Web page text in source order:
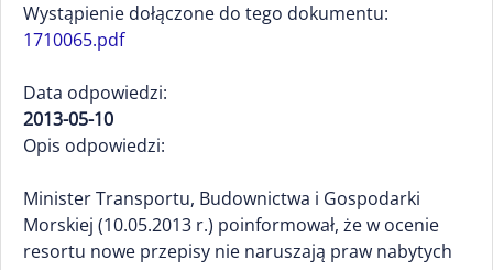
Wystąpienie dołączone do tego dokumentu:
1710065.pdf
Data odpowiedzi:
2013-05-10
Opis odpowiedzi:
Minister Transportu, Budownictwa i Gospodarki
Morskiej (10.05.2013 r.) poinformował, że w ocenie
resortu nowe przepisy nie naruszają praw nabytych